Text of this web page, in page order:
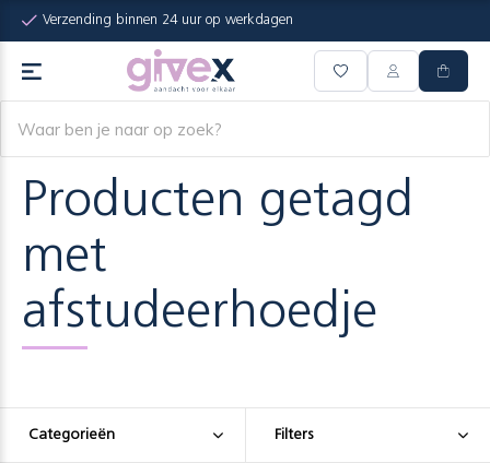
Verzending binnen 24 uur op werkdagen
Producten getagd
met
afstudeerhoedje
Categorieën Filters